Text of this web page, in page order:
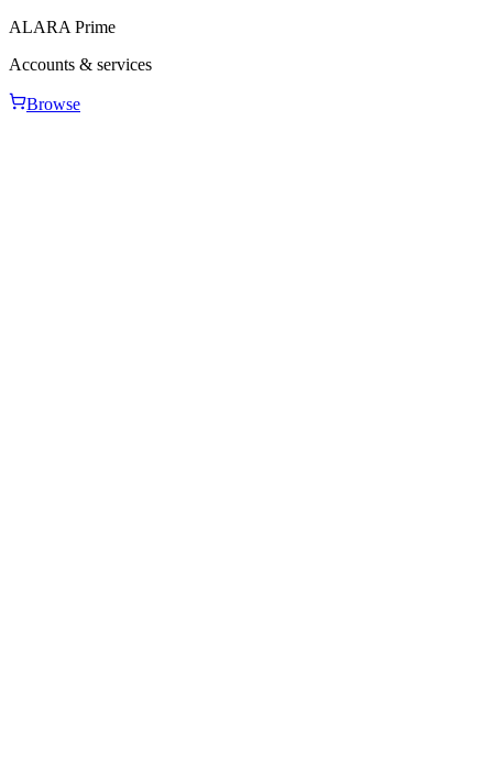
ALARA Prime
Accounts & services
Browse